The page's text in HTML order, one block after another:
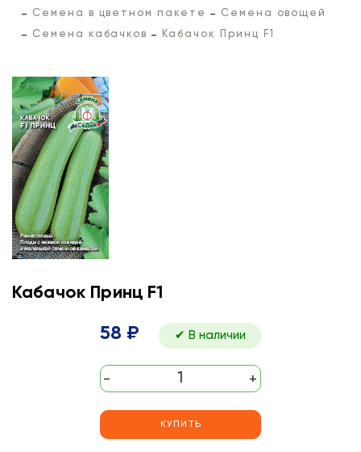
Семена в цветном пакете
Семена овощей
Семена кабачков
Кабачок Принц F1
Кабачок Принц F1
58 ₽ ✔ В наличии
- +
КУПИТЬ